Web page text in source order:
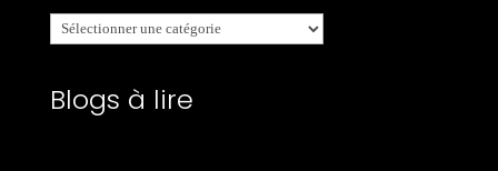
Mes
catégories
Blogs à lire